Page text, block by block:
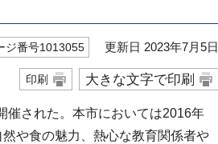
ジ番号1013055 更新日 2023年7月5日
印刷 大きな文字で印刷
催された。本市においては2016年
や食の魅力、熱心な教育関係者や